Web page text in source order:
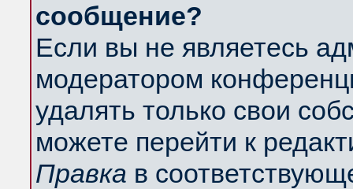
сообщение?
Если вы не являетесь
модератором
удалять только свои
можете перейти к
Правка в